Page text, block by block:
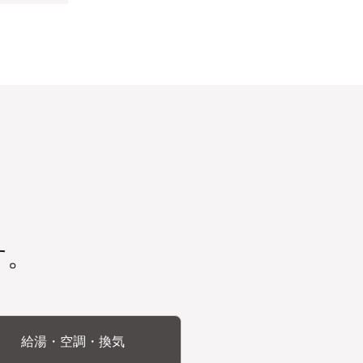
給湯・空調・換気